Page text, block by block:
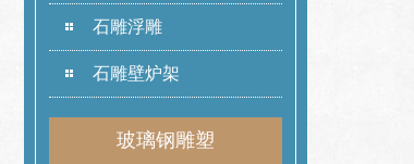
石雕浮雕
石雕壁炉架
玻璃钢雕塑